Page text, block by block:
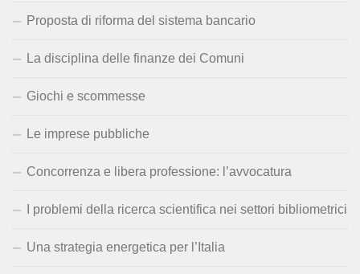
Proposta di riforma del sistema bancario
La disciplina delle finanze dei Comuni
Giochi e scommesse
Le imprese pubbliche
Concorrenza e libera professione: l’avvocatura
I problemi della ricerca scientifica nei settori bibliometrici
Una strategia energetica per l’Italia